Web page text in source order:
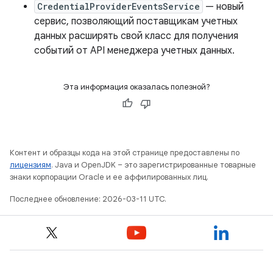
CredentialProviderEventsService — новый
сервис, позволяющий поставщикам учетных
данных расширять свой класс для получения
событий от API менеджера учетных данных.
Эта информация оказалась полезной?
Контент и образцы кода на этой странице предоставлены по
лицензиям. Java и OpenJDK – это зарегистрированные товарные
знаки корпорации Oracle и ее аффилированных лиц.
Последнее обновление: 2026-03-11 UTC.